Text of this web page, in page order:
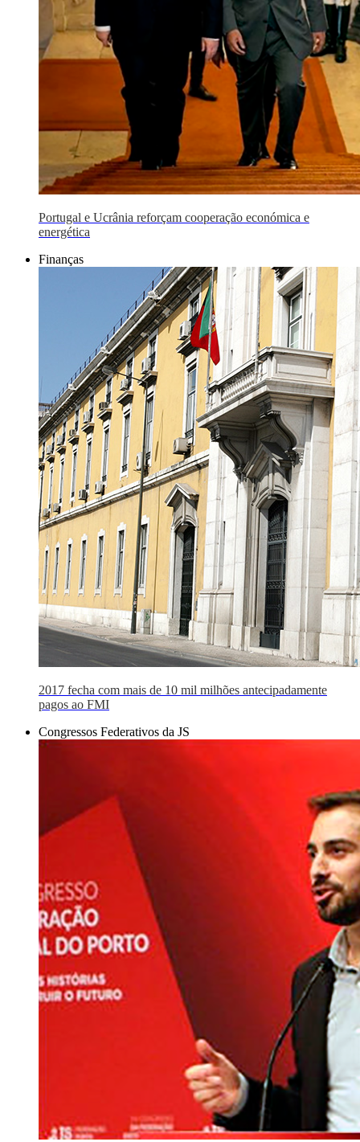
Portugal e Ucrânia reforçam cooperação económica e
energética
Finanças
2017 fecha com mais de 10 mil milhões antecipadamente
pagos ao FMI
Congressos Federativos da JS